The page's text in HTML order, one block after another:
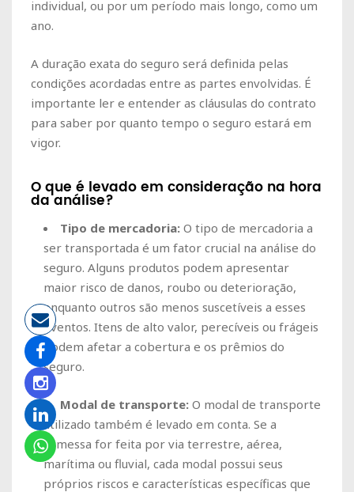
individual, ou por um período mais longo, como um
ano.
A duração exata do seguro será definida pelas
condições acordadas entre as partes envolvidas. É
importante ler e entender as cláusulas do contrato
para saber por quanto tempo o seguro estará em
vigor.
O que é levado em consideração na hora
da análise?
Tipo de mercadoria: O tipo de mercadoria a
ser transportada é um fator crucial na análise do
seguro. Alguns produtos podem apresentar
maior risco de danos, roubo ou deterioração,
enquanto outros são menos suscetíveis a esses
eventos. Itens de alto valor, perecíveis ou frágeis
podem afetar a cobertura e os prêmios do
seguro.
Modal de transporte: O modal de transporte
utilizado também é levado em conta. Se a
remessa for feita por via terrestre, aérea,
marítima ou fluvial, cada modal possui seus
próprios riscos e características específicas que